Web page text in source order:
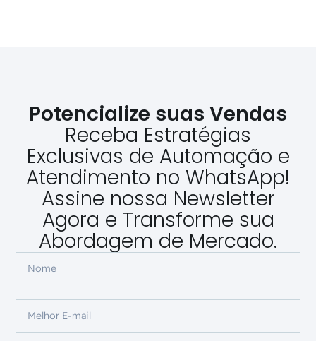
Potencialize suas Vendas
Receba Estratégias
Exclusivas de Automação e
Atendimento no WhatsApp!
Assine nossa Newsletter
Agora e Transforme sua
Abordagem de Mercado.